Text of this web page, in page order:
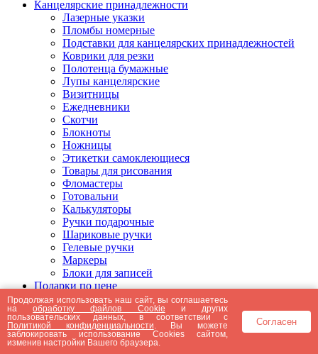
Канцелярские принадлежности
Лазерные указки
Пломбы номерные
Подставки для канцелярских принадлежностей
Коврики для резки
Полотенца бумажные
Лупы канцелярские
Визитницы
Ежедневники
Скотчи
Блокноты
Ножницы
Этикетки самоклеющиеся
Товары для рисования
Фломастеры
Готовальни
Калькуляторы
Ручки подарочные
Шариковые ручки
Гелевые ручки
Маркеры
Блоки для записей
Подарки по цене
Подарки от 5000 рублей
Подарки до 5000 рублей
Подарки до 3000 рублей
Подарки до 2000 рублей
Подарки до 1000 рублей
Продолжая использовать наш сайт, вы соглашаетесь
наобработку файлов Cookie и других
пользовательских данных, в соответствии с
Политикой конфиденциальности . Вы можете
заблокировать использование Cookies сайтом,
изменив настройки Вашего браузера.
Согласен